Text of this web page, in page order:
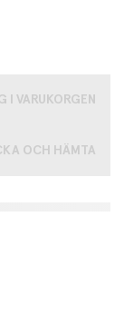
I VARUKORGEN
OCH HÄMTA